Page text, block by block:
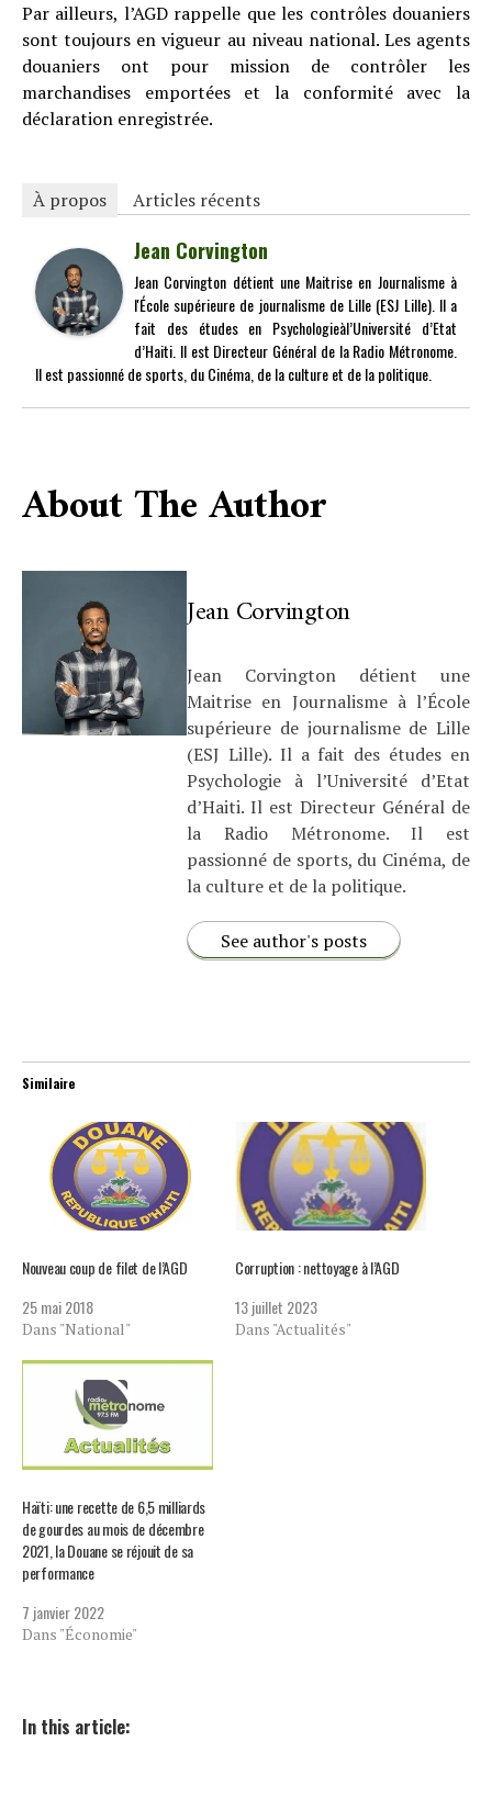
Par ailleurs, l’AGD rappelle que les contrôles douaniers
sont toujours en vigueur au niveau national. Les agents
douaniers ont pour mission de contrôler les
marchandises emportées et la conformité avec la
déclaration enregistrée.
À propos Articles récents
Jean Corvington
Jean Corvington détient une Maitrise en Journalisme à
l'École supérieure de journalisme de Lille (ESJ Lille). Il a
fait des études en Psychologieàl’Université d’Etat
d’Haiti. Il est Directeur Général de la Radio Métronome.
Il est passionné de sports, du Cinéma, de la culture et de la politique.
About The Author
Jean Corvington
Jean Corvington détient une
Maitrise en Journalisme à l’École
supérieure de journalisme de Lille
(ESJ Lille). Il a fait des études en
Psychologie à l’Université d’Etat
d’Haiti. Il est Directeur Général de
la Radio Métronome. Il est
passionné de sports, du Cinéma, de
la culture et de la politique.
See author's posts
Similaire
Nouveau coup de filet de l’AGD
25 mai 2018
Dans "National"
Corruption : nettoyage à l’AGD
13 juillet 2023
Dans "Actualités"
Haïti: une recette de 6,5 milliards
de gourdes au mois de décembre
2021, la Douane se réjouit de sa
performance
7 janvier 2022
Dans "Économie"
In this article: